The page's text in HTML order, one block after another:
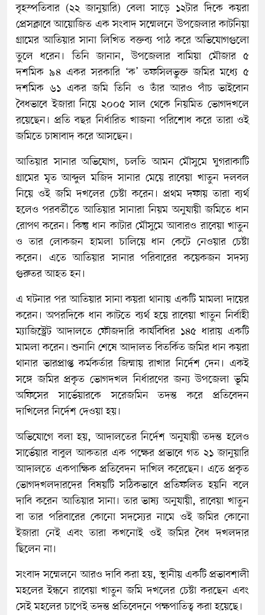
বৃহস্পতিবার (২২ জানুয়ারি) বেলা সাড়ে ১২টার দিকে কয়রা
প্রেসক্লাবে আয়োজিত এক সংবাদ সম্মেলনে উপজেলার কাটনিয়া
গ্রামের আতিয়ার সানা লিখিত বক্তব্য পাঠ করে অভিযোগগুলো
তুলে ধরেন। তিনি জানান, উপজেলার বামিয়া মৌজার ৫
দশমিক ৯৪ একর সরকারি ‘ক’ তফসিলভুক্ত জমির মধ্যে ৫
দশমিক ৬১ একর জমি তিনি ও তাঁর আরও পাঁচ ভাইবোন
বৈধভাবে ইজারা নিয়ে ২০০৫ সাল থেকে নিয়মিত ভোগদখলে
রয়েছেন। প্রতি বছর নির্ধারিত খাজনা পরিশোধ করে তারা ওই
জমিতে চাষাবাদ করে আসছেন।
আতিয়ার সানার অভিযোগ, চলতি আমন মৌসুমে ঘুগরাকাটি
গ্রামের মৃত আব্দুল মজিদ সানার মেয়ে রাবেয়া খাতুন দলবল
নিয়ে ওই জমি দখলের চেষ্টা করেন। প্রথম দফায় তারা ব্যর্থ
হলেও পরবর্তীতে আতিয়ার সানারা নিয়ম অনুযায়ী জমিতে ধান
রোপণ করেন। কিন্তু ধান কাটার মৌসুমে আবারও রাবেয়া খাতুন
ও তার লোকজন হামলা চালিয়ে ধান কেটে নেওয়ার চেষ্টা
করেন। এতে আতিয়ার সানার পরিবারের কয়েকজন সদস্য
গুরুতর আহত হন।
এ ঘটনার পর আতিয়ার সানা কয়রা থানায় একটি মামলা দায়ের
করেন। অপরদিকে ধান কাটতে ব্যর্থ হয়ে রাবেয়া খাতুন নির্বাহী
ম্যাজিস্ট্রেট আদালতে ফৌজদারি কার্যবিধির ১৪৫ ধারায় একটি
মামলা করেন। শুনানি শেষে আদালত বিতর্কিত জমির ধান কয়রা
থানার ভারপ্রাপ্ত কর্মকর্তার জিম্মায় রাখার নির্দেশ দেন। একই
সঙ্গে জমির প্রকৃত ভোগদখল নির্ধারণের জন্য উপজেলা ভূমি
অফিসের সার্ভেয়ারকে সরেজমিন তদন্ত করে প্রতিবেদন
দাখিলের নির্দেশ দেওয়া হয়।
অভিযোগে বলা হয়, আদালতের নির্দেশ অনুযায়ী তদন্ত হলেও
সার্ভেয়ার বাবুল আকতার এক পক্ষের প্রভাবে গত ২১ জানুয়ারি
আদালতে একপাক্ষিক প্রতিবেদন দাখিল করেছেন। এতে প্রকৃত
ভোগদখলদারদের বিষয়টি সঠিকভাবে প্রতিফলিত হয়নি বলে
দাবি করেন আতিয়ার সানা। তার ভাষ্য অনুযায়ী, রাবেয়া খাতুন
বা তার পরিবারের কোনো সদস্যের নামে ওই জমির কোনো
ইজারা নেই এবং তারা কখনোই ওই জমির বৈধ দখলদার
ছিলেন না।
সংবাদ সম্মেলনে আরও দাবি করা হয়, স্থানীয় একটি প্রভাবশালী
মহলের ইন্ধনে রাবেয়া খাতুন জমি দখলের চেষ্টা করছেন এবং
সেই মহলের চাপেই তদন্ত প্রতিবেদনে পক্ষপাতিত্ব করা হয়েছে।